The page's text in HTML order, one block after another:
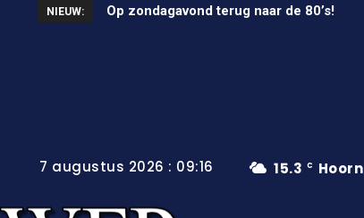
NIEUW: Op zondagavond terug naar de 80’s!
Unieke wielerkoers in Wervershoof
15.3 C Hoorn
7 augustus 2026 : 09:16